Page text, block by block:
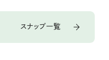
スナップ一覧